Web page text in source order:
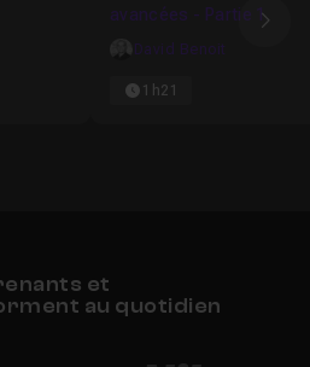
avancées - Partie 1
David Benoit
1h21
et
au quotidien